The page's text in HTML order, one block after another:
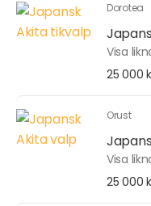
Dorotea
Visa
25 000
Orust
Visa
25 000